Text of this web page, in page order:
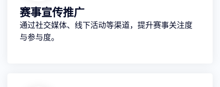
赛事宣传推广
通过社交媒体、线下活动等渠道，提升赛事关注度
与参与度。